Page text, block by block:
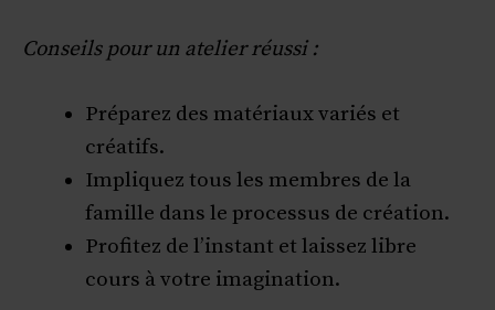
Conseils pour un atelier réussi :
Préparez des matériaux variés et
créatifs.
Impliquez tous les membres de la
famille dans le processus de création.
Profitez de l’instant et laissez libre
cours à votre imagination.